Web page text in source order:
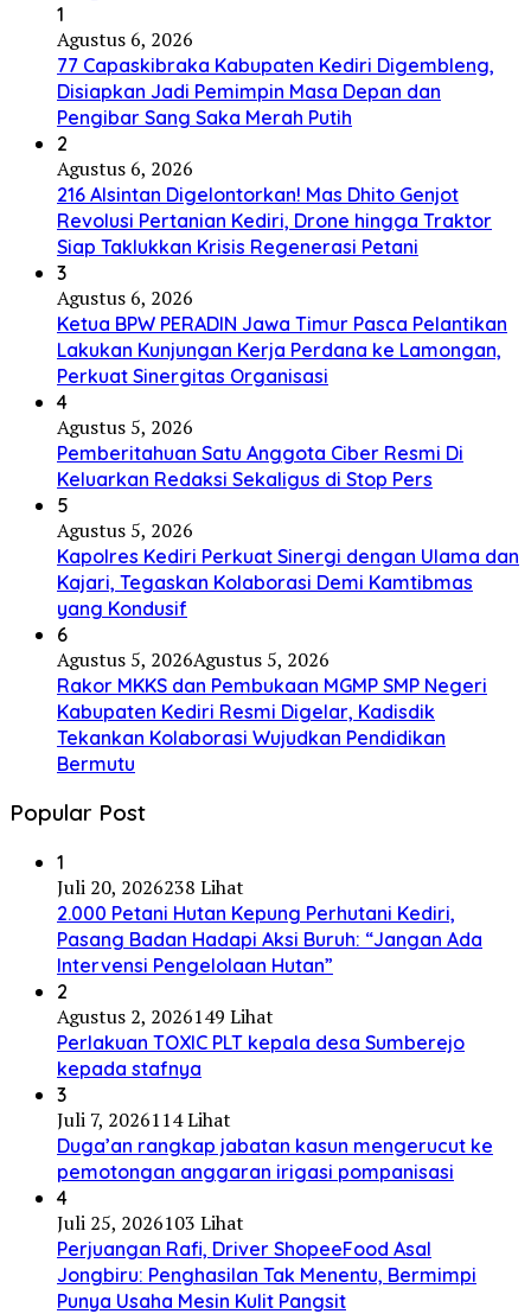
1
Agustus 6, 2026
77 Capaskibraka Kabupaten Kediri Digembleng,
Disiapkan Jadi Pemimpin Masa Depan dan
Pengibar Sang Saka Merah Putih
2
Agustus 6, 2026
216 Alsintan Digelontorkan! Mas Dhito Genjot
Revolusi Pertanian Kediri, Drone hingga Traktor
Siap Taklukkan Krisis Regenerasi Petani
3
Agustus 6, 2026
Ketua BPW PERADIN Jawa Timur Pasca Pelantikan
Lakukan Kunjungan Kerja Perdana ke Lamongan,
Perkuat Sinergitas Organisasi
4
Agustus 5, 2026
Pemberitahuan Satu Anggota Ciber Resmi Di
Keluarkan Redaksi Sekaligus di Stop Pers
5
Agustus 5, 2026
Kapolres Kediri Perkuat Sinergi dengan Ulama dan
Kajari, Tegaskan Kolaborasi Demi Kamtibmas
yang Kondusif
6
Agustus 5, 2026Agustus 5, 2026
Rakor MKKS dan Pembukaan MGMP SMP Negeri
Kabupaten Kediri Resmi Digelar, Kadisdik
Tekankan Kolaborasi Wujudkan Pendidikan
Bermutu
Popular Post
1
Juli 20, 2026238 Lihat
2.000 Petani Hutan Kepung Perhutani Kediri,
Pasang Badan Hadapi Aksi Buruh: “Jangan Ada
Intervensi Pengelolaan Hutan”
2
Agustus 2, 2026149 Lihat
Perlakuan TOXIC PLT kepala desa Sumberejo
kepada stafnya
3
Juli 7, 2026114 Lihat
Duga’an rangkap jabatan kasun mengerucut ke
pemotongan anggaran irigasi pompanisasi
4
Juli 25, 2026103 Lihat
Perjuangan Rafi, Driver ShopeeFood Asal
Jongbiru: Penghasilan Tak Menentu, Bermimpi
Punya Usaha Mesin Kulit Pangsit